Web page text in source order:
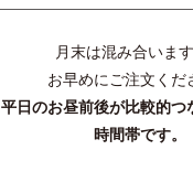
月末は混み合いま
お早めにご注文くだ
平日のお昼前後が比較的つ
時間帯です。